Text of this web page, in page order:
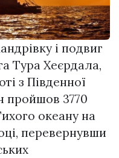
і подвиг
Тура Хеєрдала,
з Південної
пройшов 3770
океану на
перевернувши